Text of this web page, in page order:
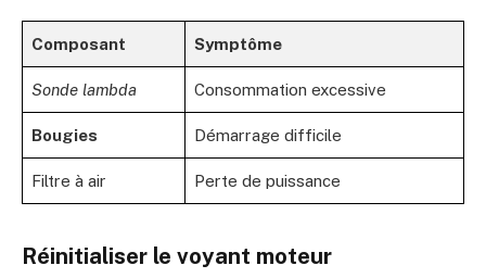
Composant Symptôme
Sonde lambda Consommation excessive
Bougies Démarrage difficile
Filtre à air Perte de puissance
Réinitialiser le voyant moteur